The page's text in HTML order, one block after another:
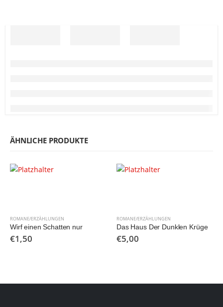
ÄHNLICHE PRODUKTE
ROMANE/ERZÄHLUNGEN
Wirf einen Schatten nur
€1,50
ROMANE/ERZÄHLUNGEN
Das Haus Der Dunklen Krüge
€5,00